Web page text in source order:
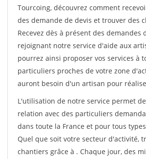
Tourcoing, découvrez comment
des demande de devis et trouver des
Recevez dès à présent des demandes
rejoignant notre service d'aide aux
pourrez ainsi proposer vos services à
particuliers proches de votre zone
auront besoin d'un artisan pour
L'utilisation de notre service permet
relation avec des particuliers
dans toute la France et pour tous
Quel que soit votre secteur d'activité,
chantiers grâce à . Chaque jour, des